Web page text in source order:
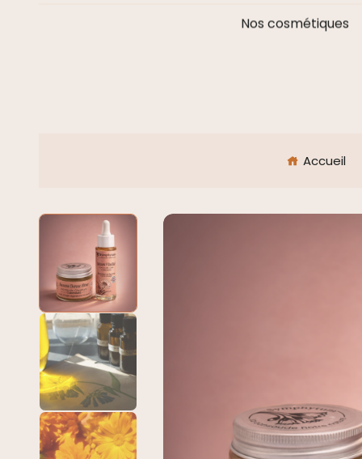
Nos cosmétiques
Accueil